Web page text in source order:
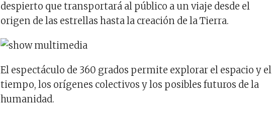
despierto que transportará al público a un viaje desde el
origen de las estrellas hasta la creación de la Tierra.
El espectáculo de 360 grados permite explorar el espacio y el
tiempo, los orígenes colectivos y los posibles futuros de la
humanidad.